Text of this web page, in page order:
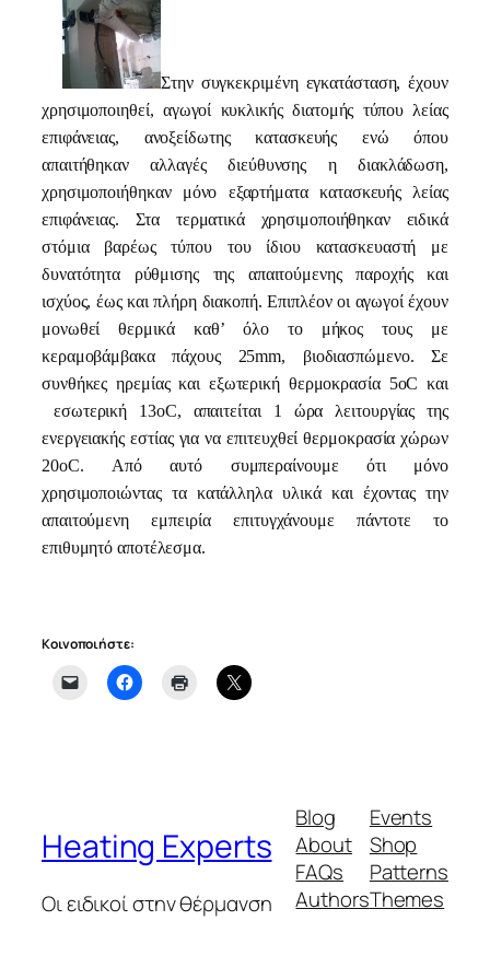
Στην συγκεκριμένη εγκατάσταση, έχουν
χρησιμοποιηθεί, αγωγοί κυκλικής διατομής τύπου λείας
επιφάνειας, ανοξείδωτης κατασκευής ενώ όπου
απαιτήθηκαν αλλαγές διεύθυνσης η διακλάδωση,
χρησιμοποιήθηκαν μόνο εξαρτήματα κατασκευής λείας
επιφάνειας. Στα τερματικά χρησιμοποιήθηκαν ειδικά
στόμια βαρέως τύπου του ίδιου κατασκευαστή με
δυνατότητα ρύθμισης της απαιτούμενης παροχής και
ισχύος, έως και πλήρη διακοπή. Επιπλέον οι αγωγοί έχουν
μονωθεί θερμικά καθ’ όλο το μήκος τους με
κεραμοβάμβακα πάχους 25mm, βιοδιασπώμενο. Σε
συνθήκες ηρεμίας και εξωτερική θερμοκρασία 5οC και
εσωτερική 13οC, απαιτείται 1 ώρα λειτουργίας της
ενεργειακής εστίας για να επιτευχθεί θερμοκρασία χώρων
20οC. Από αυτό συμπεραίνουμε ότι μόνο
χρησιμοποιώντας τα κατάλληλα υλικά και έχοντας την
απαιτούμενη εμπειρία επιτυγχάνουμε πάντοτε το
επιθυμητό αποτέλεσμα.
Κοινοποιήστε:
Heating Experts
Οι ειδικοί στην θέρμανση
Blog
About
FAQs
Authors
Events
Shop
Patterns
Themes